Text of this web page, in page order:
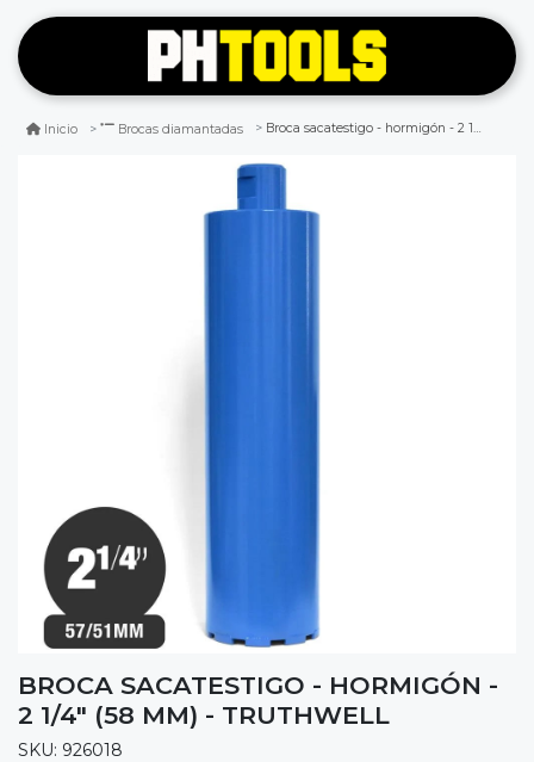
Inicio Brocas diamantadas Broca sacatestigo - hormigón - 2 1/4" (58 mm) - truthwell
BROCA SACATESTIGO - HORMIGÓN -
2 1/4" (58 MM) - TRUTHWELL
SKU: 926018